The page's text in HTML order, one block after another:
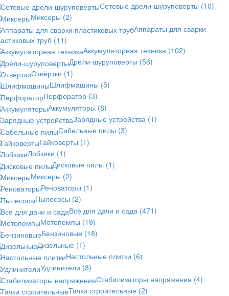
Сетевые дрели-шуруповерты (10)
Миксеры (2)
Аппараты для сварки
труб (11)
Аккумуляторная техника (102)
Дрели-шуруповерты (56)
Отвёртки (1)
Шлифмашины (5)
Перфоратор (3)
Аккумуляторы (8)
Зарядные устройства (1)
Сабельные пилы (3)
Гайковерты (1)
Лобзики (1)
Дисковые пилы (1)
Миксеры (2)
Реноваторы (1)
Пылесосы (2)
Всё для дачи и сада (471)
Мотопомпы (19)
Бензиновые (18)
Дизельные (1)
Настольные плитки (6)
Удлинители (8)
Стабилизаторы напряжения (4)
Тачки строительные (2)